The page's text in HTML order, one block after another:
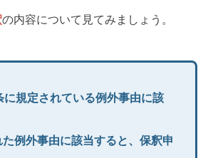
の内容について見てみましょう。
に規定されている例外事由に該
例外事由に該当すると、保釈申